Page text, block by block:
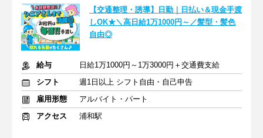
【交通整理・誘導】日勤｜日払い＆現金手渡
しOK★＼高日給1万1000円～／髪型・髪色
自由◎
給与
日給1万1000円～1万3000円＋交通費支給
シフト
週1日以上 シフト自由・自己申告
雇用形態
アルバイト・パート
アクセス
浦和駅